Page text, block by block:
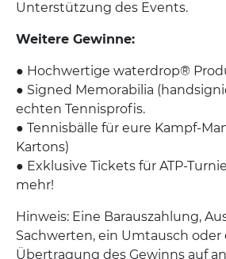
Unterstützung des Events.
Weitere Gewinne:
● Hochwertige waterdrop®
● Signed Memorabilia
echten Tennisprofis.
● Tennisbälle für eure Kampf-
Kartons)
● Exklusive Tickets für ATP-
mehr!
Hinweis: Eine Barauszahlung,
Sachwerten, ein Umtausch oder
Übertragung des Gewinns auf